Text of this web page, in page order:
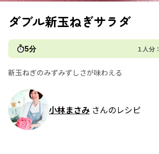
ダブル新玉ねぎサラダ
5分 １人分：
新玉ねぎのみずみずしさが味わえる
小林まさみ さんのレシピ